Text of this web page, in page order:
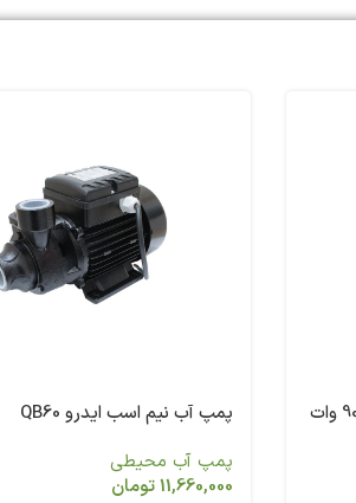
پمپ آب داخل واحد هوشمند رپس 90 وات
پمپ آب نیم اسب ایدرو QB60
پمپ آب محیطی
11,660,000تومان